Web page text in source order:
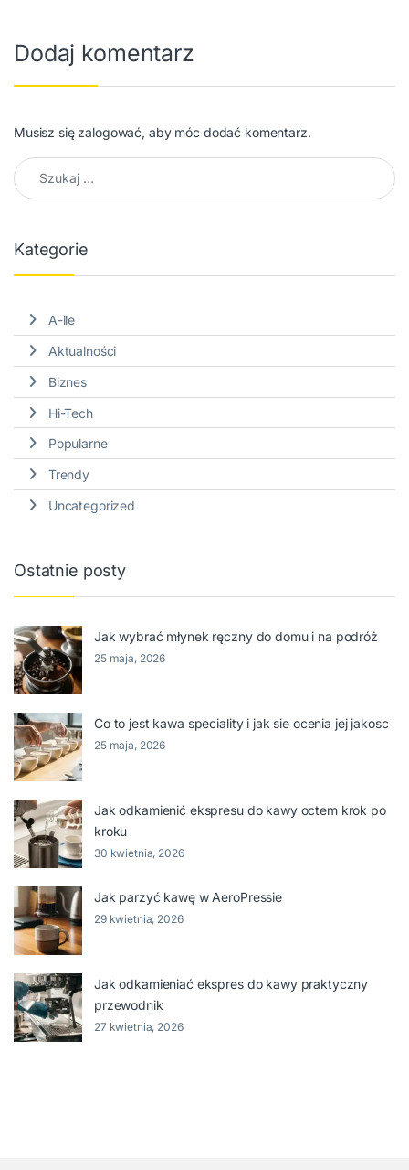
Dodaj komentarz
Musisz się zalogować, aby móc dodać komentarz.
Szukaj:
Kategorie
A-ile
Aktualności
Biznes
Hi-Tech
Popularne
Trendy
Uncategorized
Ostatnie posty
Jak wybrać młynek ręczny do domu i na podróż
25 maja, 2026
Co to jest kawa speciality i jak sie ocenia jej jakosc
25 maja, 2026
Jak odkamienić ekspresu do kawy octem krok po
kroku
30 kwietnia, 2026
Jak parzyć kawę w AeroPressie
29 kwietnia, 2026
Jak odkamieniać ekspres do kawy praktyczny
przewodnik
27 kwietnia, 2026